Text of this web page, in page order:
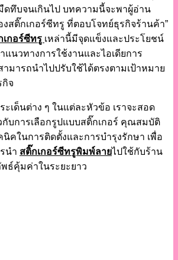
ดทึบจนเกินไป บทความนี้จะพาผู้อ่าน
สติ๊กเกอร์ซีทรู ที่ตอบโจทย์ธุรกิจร้านค้า”
เกอร์ซีทรู เหล่านี้มีจุดแข็งและประโยชน์
แนวทางการใช้งานและไอเดียการ
มารถนำไปปรับใช้ได้ตรงตามเป้าหมาย
กิจ
ะเด็นต่าง ๆ ในแต่ละหัวข้อ เราจะสอด
กับการเลือกรูปแบบสติ๊กเกอร์ คุณสมบัติ
นิคในการติดตั้งและการบำรุงรักษา เพื่อ
นำ สติ๊กเกอร์ซีทรูพิมพ์ลายไปใช้กับร้าน
ธ์คุ้มค่าในระยะยาว